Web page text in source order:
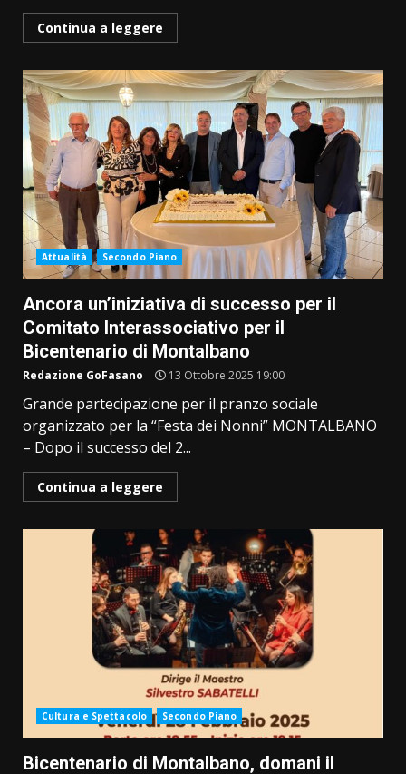
Continua a leggere
Attualità Secondo Piano
Ancora un’iniziativa di successo per il
Comitato Interassociativo per il
Bicentenario di Montalbano
Redazione GoFasano 13 Ottobre 2025 19:00
Grande partecipazione per il pranzo sociale
organizzato per la “Festa dei Nonni” MONTALBANO
– Dopo il successo del 2...
Continua a leggere
Cultura e Spettacolo Secondo Piano
Bicentenario di Montalbano, domani il